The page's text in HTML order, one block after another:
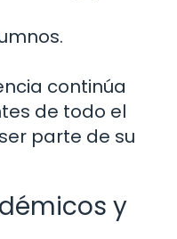
continúa
de todo el
parte de su
y